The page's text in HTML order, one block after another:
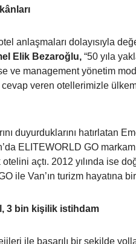
anlaşmaları dolayısıyla
Elik Bezaroğlu, “50 yıla
ve management yönetim
veren otellerimizle
duyurduklarını hatırlatan
ELITEWORLD GO
açtı. 2012 yılında ise
ile Van’ın turizm hayatına
3 bin kişilik istihdam
ile başarılı bir şekilde